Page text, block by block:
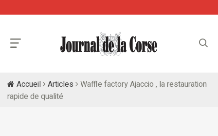
Accueil Articles
Waffle factory Ajaccio , la restauration
rapide de qualité